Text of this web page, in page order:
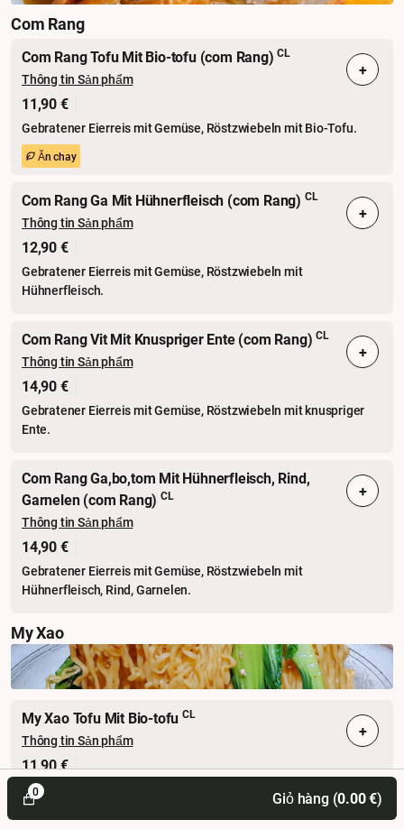
Com Rang
Com Rang Tofu Mit Bio-tofu (com Rang)CL
Thông tin Sản phẩm
11,90 €
Gebratener Eierreis mit Gemüse, Röstzwiebeln mit Bio-Tofu.
Ăn chay
+
Com Rang Ga Mit Hühnerfleisch (com Rang) CL
Thông tin Sản phẩm
12,90 €
Gebratener Eierreis mit Gemüse, Röstzwiebeln mit
Hühnerfleisch.
+
Com Rang Vit Mit Knuspriger Ente (com Rang)CL
Thông tin Sản phẩm
14,90 €
Gebratener Eierreis mit Gemüse, Röstzwiebeln mit knuspriger
Ente.
+
Com Rang Ga,bo,tom Mit Hühnerfleisch, Rind,
Garnelen (com Rang)CL
Thông tin Sản phẩm
14,90 €
Gebratener Eierreis mit Gemüse, Röstzwiebeln mit
Hühnerfleisch, Rind, Garnelen.
+
My Xao
My Xao Tofu Mit Bio-tofu CL
Thông tin Sản phẩm
11,90 €
Eiernudeln mit Gemüse, Röstzwiebeln mit Bio-Tofu.
Ăn chay
+
0 Giỏ hàng (0.00€)